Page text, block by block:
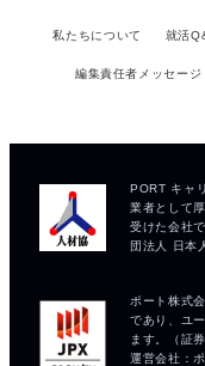
私たちについて 就活
編集責任者メッセージ